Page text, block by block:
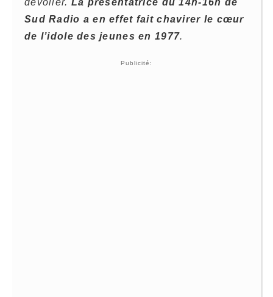
dévoiler. La présentatrice du 14h-16h de
Sud Radio a en effet fait chavirer le cœur
de l’idole des jeunes en 1977.
Publicité: